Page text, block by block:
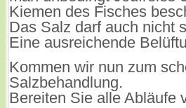
Kiemen des Fisches
Das Salz darf auch nicht
Eine ausreichende
Kommen wir nun zum
Salzbehandlung.
Bereiten Sie alle Abläufe